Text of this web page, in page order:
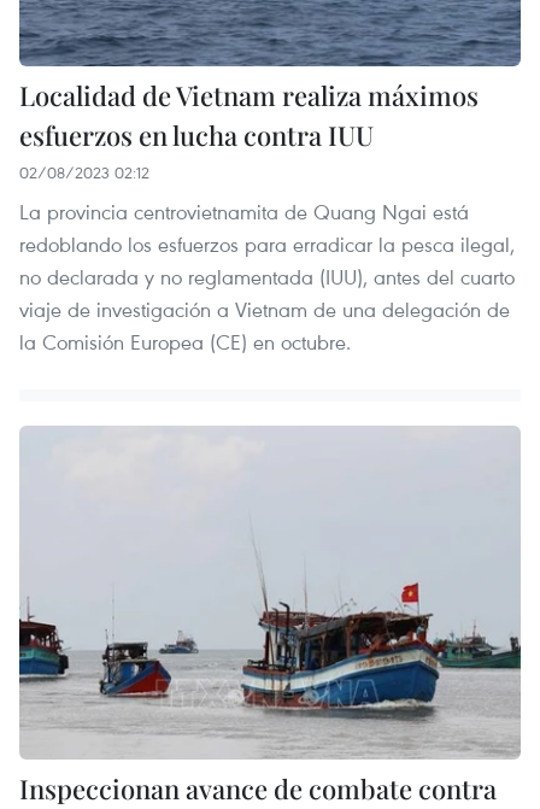
Localidad de Vietnam realiza máximos
esfuerzos en lucha contra IUU
02/08/2023 02:12
La provincia centrovietnamita de Quang Ngai está
redoblando los esfuerzos para erradicar la pesca ilegal,
no declarada y no reglamentada (IUU), antes del cuarto
viaje de investigación a Vietnam de una delegación de
la Comisión Europea (CE) en octubre.
Inspeccionan avance de combate contra